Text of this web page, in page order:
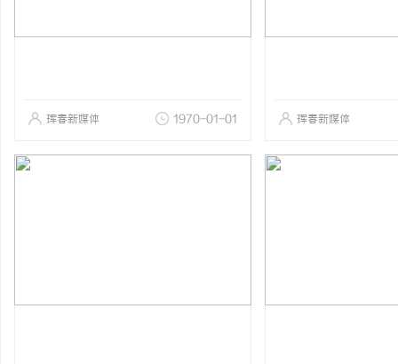
珲春新媒体 1970-01-01 珲春新媒体